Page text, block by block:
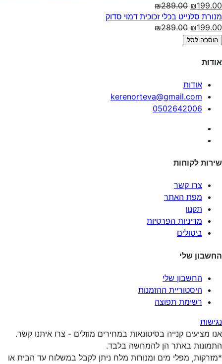
₪199.00
₪289.00
מנורת סלנייט בכלי זכוכית דמוי סדוק
₪199.00
₪289.00
הוספה לסל
אודות
אודות
kerenorteva@gmail.com
0502642006
שירות לקוחות
צרו קשר
מפת האתר
תקנון
מדיניות הפרטיות
ביטולים
החשבון שלי
החשבון שלי
היסטוריית ההזמנות
רשימת תפוצה
נגישות
אנו מציעים קנייה בסיטונאות במחירים מוזלים - צרו איתנו קשר.
התמונות באתר הן להמחשה בלבד.
*מזרקות, מפלי מים ומנורות מלח ניתן לקבל במשלוח עד הבית או